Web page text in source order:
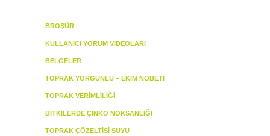
BROŞÜR
KULLANICI YORUM VİDEOLARI
BELGELER
TOPRAK YORGUNLU – EKİM NÖBETİ
TOPRAK VERİMLİLİĞİ
BİTKİLERDE ÇİNKO NOKSANLIĞI
TOPRAK ÇÖZELTİSİ SUYU